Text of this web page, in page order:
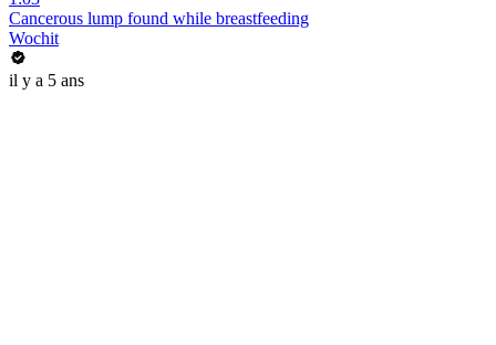
Cancerous lump found while breastfeeding
Wochit
il y a 5 ans